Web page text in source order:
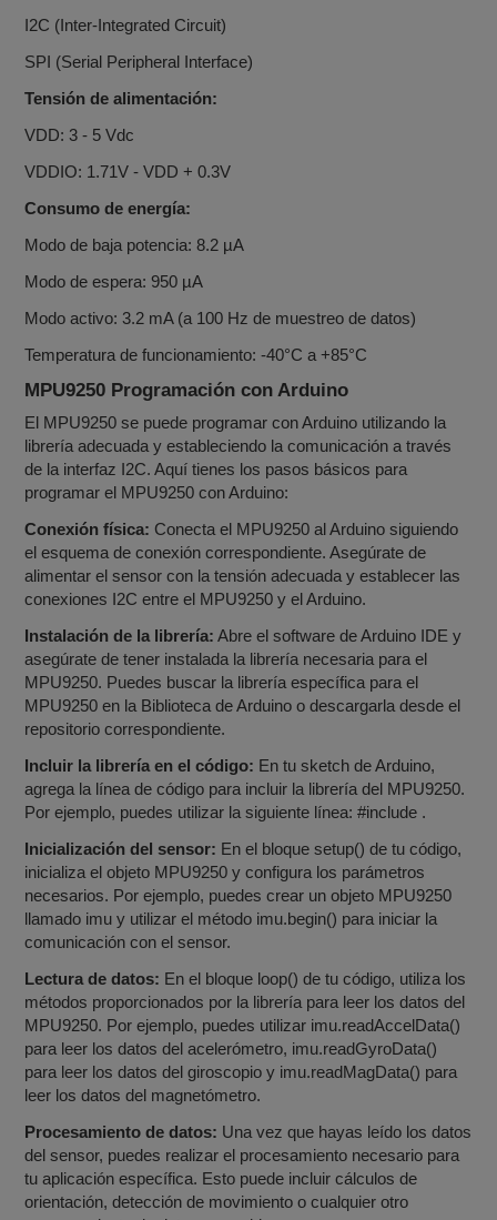
I2C (Inter-Integrated Circuit)
SPI (Serial Peripheral Interface)
Tensión de alimentación:
VDD: 3 - 5 Vdc
VDDIO: 1.71V - VDD + 0.3V
Consumo de energía:
Modo de baja potencia: 8.2 µA
Modo de espera: 950 µA
Modo activo: 3.2 mA (a 100 Hz de muestreo de datos)
Temperatura de funcionamiento: -40°C a +85°C
MPU9250 Programación con Arduino
El MPU9250 se puede programar con Arduino utilizando la
librería adecuada y estableciendo la comunicación a través
de la interfaz I2C. Aquí tienes los pasos básicos para
programar el MPU9250 con Arduino:
Conexión física: Conecta el MPU9250 al Arduino siguiendo
el esquema de conexión correspondiente. Asegúrate de
alimentar el sensor con la tensión adecuada y establecer las
conexiones I2C entre el MPU9250 y el Arduino.
Instalación de la librería: Abre el software de Arduino IDE y
asegúrate de tener instalada la librería necesaria para el
MPU9250. Puedes buscar la librería específica para el
MPU9250 en la Biblioteca de Arduino o descargarla desde el
repositorio correspondiente.
Incluir la librería en el código: En tu sketch de Arduino,
agrega la línea de código para incluir la librería del MPU9250.
Por ejemplo, puedes utilizar la siguiente línea: #include .
Inicialización del sensor: En el bloque setup() de tu código,
inicializa el objeto MPU9250 y configura los parámetros
necesarios. Por ejemplo, puedes crear un objeto MPU9250
llamado imu y utilizar el método imu.begin() para iniciar la
comunicación con el sensor.
Lectura de datos: En el bloque loop() de tu código, utiliza los
métodos proporcionados por la librería para leer los datos del
MPU9250. Por ejemplo, puedes utilizar imu.readAccelData()
para leer los datos del acelerómetro, imu.readGyroData()
para leer los datos del giroscopio y imu.readMagData() para
leer los datos del magnetómetro.
Procesamiento de datos: Una vez que hayas leído los datos
del sensor, puedes realizar el procesamiento necesario para
tu aplicación específica. Esto puede incluir cálculos de
orientación, detección de movimiento o cualquier otro